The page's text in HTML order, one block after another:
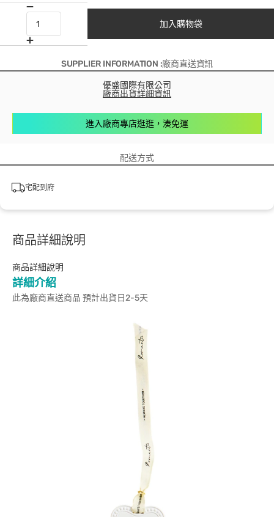
加入購物袋
SUPPLIER INFORMATION :廠商直送資訊
優盛國際有限公司
廠商出貨詳細資訊
進入廠商專店逛逛，湊免運
配送方式
宅配到府
商品詳細說明
商品詳細說明
詳細介紹
此為廠商直送商品 預計出貨日2-5天